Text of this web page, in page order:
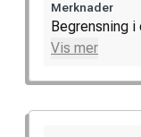
Merknader
Begrensning
Vis mer